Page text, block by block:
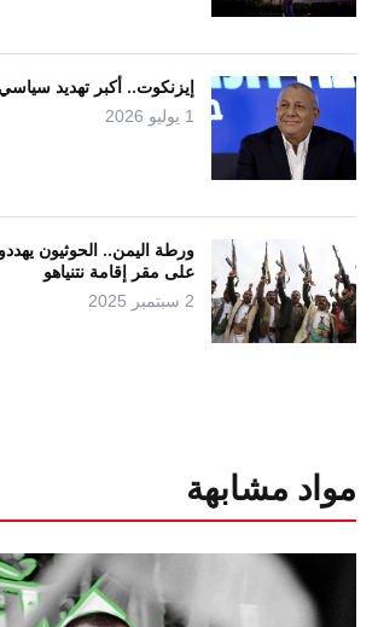
إيزنكوت.. أكبر تهديد سياسي
1 يوليو 2026
ورطة اليمن.. الحوثيون
على مقر إقامة نتنياهو
2 سبتمبر 2025
مواد مشابهة